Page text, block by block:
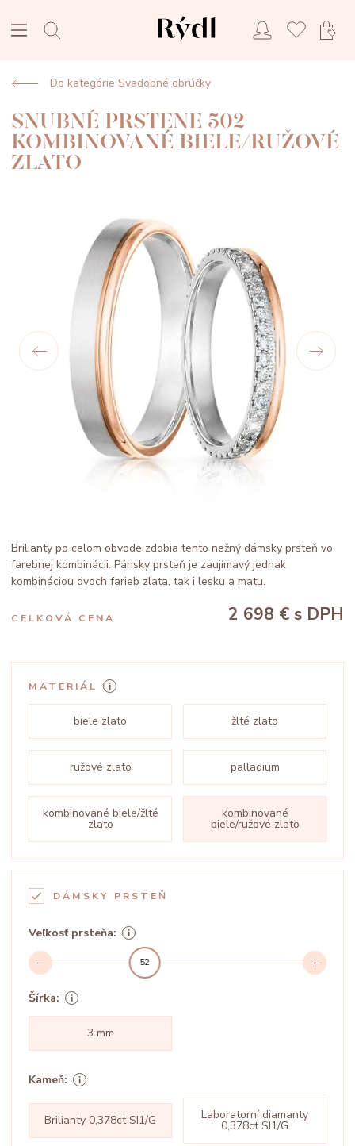
Do kategórie Svadobné obrúčky
SNUBNÉ PRSTENE 502
KOMBINOVANÉ BIELE/RUŽOVÉ
ZLATO
Brilianty po celom obvode zdobia tento nežný dámsky prsteň vo
farebnej kombinácii. Pánsky prsteň je zaujímavý jednak
kombináciou dvoch farieb zlata, tak i lesku a matu.
CELKOVÁ CENA 2 698 € s DPH
MATERIÁL
biele zlato žlté zlato
ružové zlato palladium
kombinované biele/žlté
zlato
kombinované
biele/ružové zlato
DÁMSKY PRSTEŇ
Veľkosť prsteňa:
52
Šírka:
3 mm
Kameň:
Brilianty 0,378ct SI1/G Laboratorní diamanty
0,378ct SI1/G